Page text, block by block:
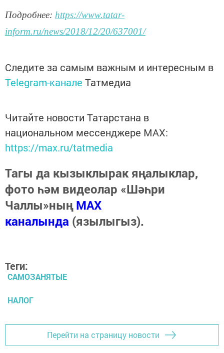
Подробнее: https://www.tatar-
inform.ru/news/2018/12/20/637001/
Следите за самым важным и интересным в
Telegram-канале Татмедиа
Читайте новости Татарстана в
национальном мессенджере MАХ:
https://max.ru/tatmedia
Тагы да кызыклырак яңалыклар,
фото һәм видеолар «Шәһри
Чаллы»ныңMAX
каналында (язылыгыз).
Теги:
САМОЗАНЯТЫЕ
НАЛОГ
Перейти на страницу новости